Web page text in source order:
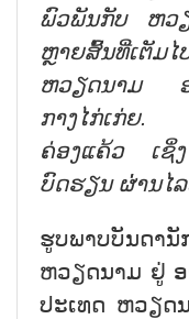
ພົວພັນກັບ ຫວ
ຫຼາຍສົ້ນທີ່ເຕັມໄ
ຫວຽດນາມ
ກາງໄກ່ເກ່
ຄ່ອງແຄ້ວ ເ
ບົດຮຽນ ຜ່່ານໄ
ຮູບພາບບັນດານັ
ຫວຽດນາມ ຢູ່
ປະເທດ ຫວຽດ